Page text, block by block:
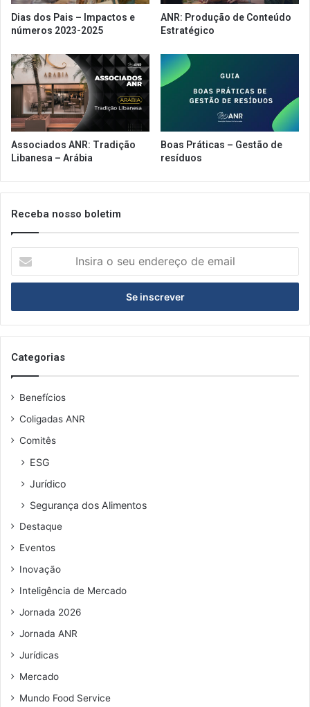
Dias dos Pais – Impactos e
números 2023-2025
ANR: Produção de Conteúdo
Estratégico
Associados ANR: Tradição
Libanesa – Arábia
Boas Práticas – Gestão de
resíduos
Receba nosso boletim
seu
de
email
Categorias
Benefícios
Coligadas ANR
Comitês
ESG
Jurídico
Segurança dos Alimentos
Destaque
Eventos
Inovação
Inteligência de Mercado
Jornada 2026
Jornada ANR
Jurídicas
Mercado
Mundo Food Service